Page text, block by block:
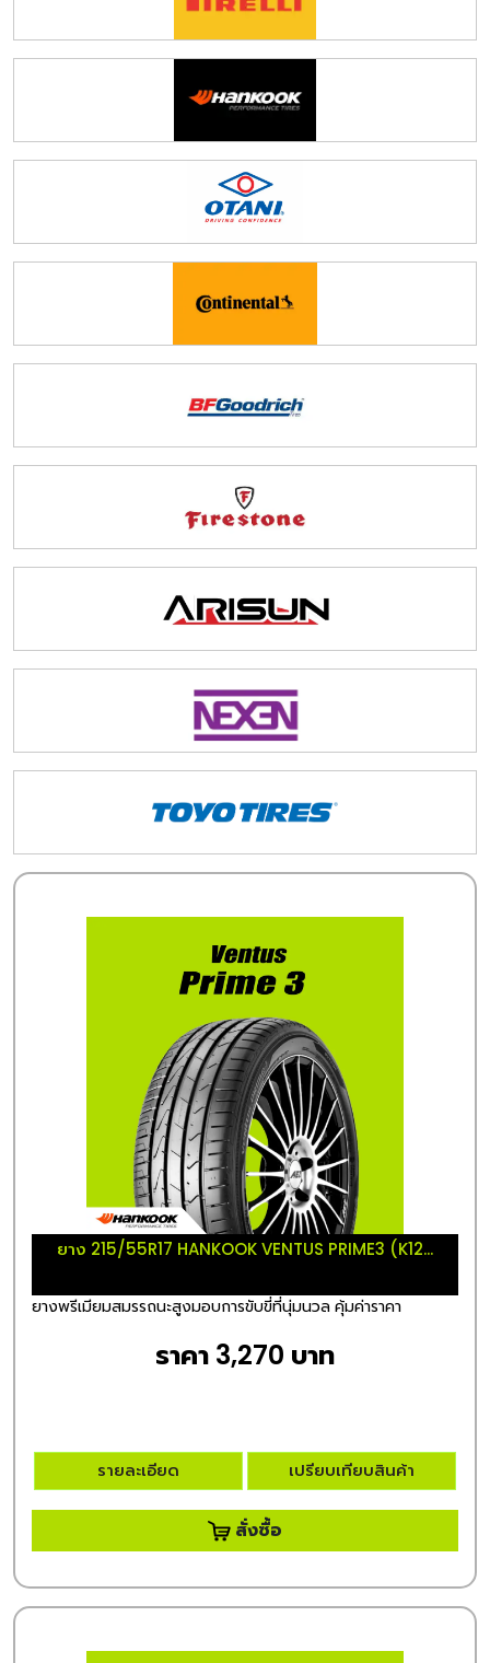
ยาง 215/55R17 HANKOOK VENTUS PRIME3 (K12...
ยางพรีเมียมสมรรถนะสูงมอบการขับขี่ที่นุ่มนวล คุ้มค่าราคา
ราคา 3,270 บาท
รายละเอียด เปรียบเทียบสินค้า
สั่งซื้อ